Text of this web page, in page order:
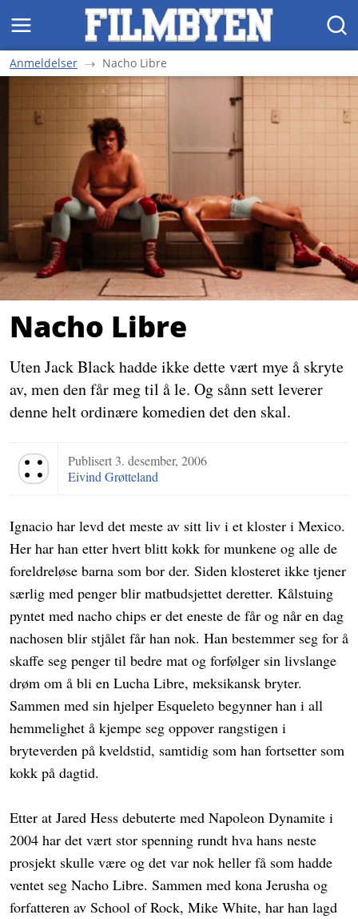
MENY SØK
Anmeldelser Nacho Libre
Nacho Libre
Uten Jack Black hadde ikke dette vært mye å skryte
av, men den får meg til å le. Og sånn sett leverer
denne helt ordinære komedien det den skal.
Terningkast 4Publisert 3. desember, 2006
Eivind Grøtteland
Ignacio har levd det meste av sitt liv i et kloster i Mexico.
Her har han etter hvert blitt kokk for munkene og alle de
foreldreløse barna som bor der. Siden klosteret ikke tjener
særlig med penger blir matbudsjettet deretter. Kålstuing
pyntet med nacho chips er det eneste de får og når en dag
nachosen blir stjålet får han nok. Han bestemmer seg for å
skaffe seg penger til bedre mat og forfølger sin livslange
drøm om å bli en Lucha Libre, meksikansk bryter.
Sammen med sin hjelper Esqueleto begynner han i all
hemmelighet å kjempe seg oppover rangstigen i
bryteverden på kveldstid, samtidig som han fortsetter som
kokk på dagtid.
Etter at Jared Hess debuterte med Napoleon Dynamite i
2004 har det vært stor spenning rundt hva hans neste
prosjekt skulle være og det var nok heller få som hadde
ventet seg Nacho Libre. Sammen med kona Jerusha og
forfatteren av School of Rock, Mike White, har han lagd